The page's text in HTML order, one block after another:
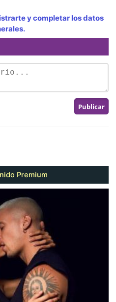
y completar los datos
Premium